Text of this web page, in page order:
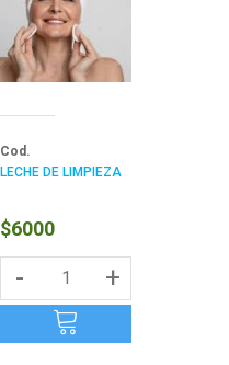
Cod.
LECHE DE LIMPIEZA
$6000
- +